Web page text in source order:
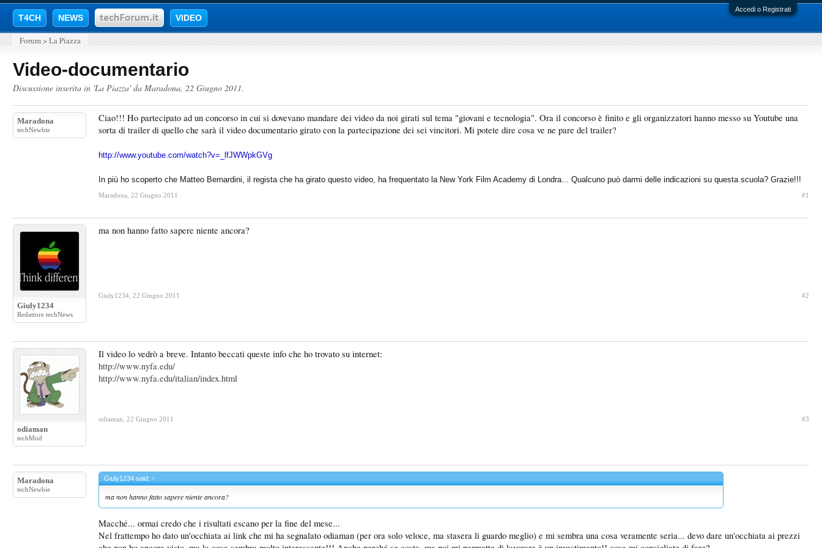
Accedi o Registrati
T4CH NEWS VIDEO
Forum > La Piazza
Video-documentario
Discussione inserita in 'La Piazza' da Maradona, 22 Giugno 2011.
Maradona
techNewbie
Ciao!!! Ho partecipato ad un concorso in cui si dovevano mandare dei video da noi girati sul tema "giovani e tecnologia". Ora il concorso è finito e gli organizzatori hanno messo su Youtube una
sorta di trailer di quello che sarà il video documentario girato con la partecipazione dei sei vincitori. Mi potete dire cosa ve ne pare del trailer?
http://www.youtube.com/watch?v=_lfJWWpkGVg
In più ho scoperto che Matteo Bernardini, il regista che ha girato questo video, ha frequentato la New York Film Academy di Londra... Qualcuno può darmi delle indicazioni su questa scuola? Grazie!!!
Maradona 22 Giugno 2011 #1
Giuly1234
Redattore techNews
ma non hanno fatto sapere niente ancora?
Giuly1234 22 Giugno 2011 #2
odiaman
techMod
Il video lo vedrò a breve. Intanto beccati queste info che ho trovato su internet:
http://www.nyfa.edu/
http://www.nyfa.edu/italian/index.html
odiaman 22 Giugno 2011 #3
Maradona
techNewbie
Giuly1234 said: ↑
ma non hanno fatto sapere niente ancora?
Macché... ormai credo che i risultati escano per la fine del mese...
Nel frattempo ho dato un'occhiata ai link che mi ha segnalato odiaman (per ora solo veloce, ma stasera li guardo meglio) e mi sembra una cosa veramente seria... devo dare un'occhiata ai prezzi